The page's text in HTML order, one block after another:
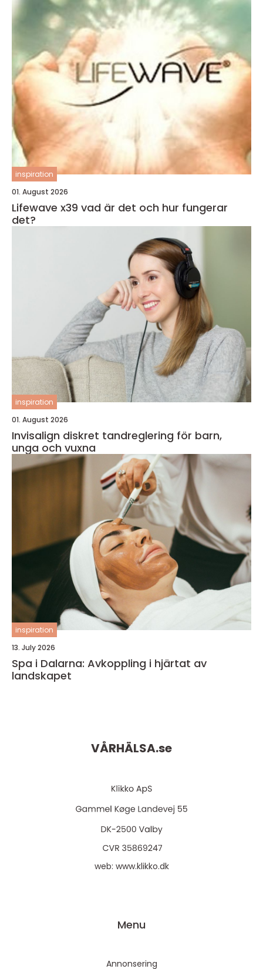
inspiration
01. August 2026
Lifewave x39 vad är det och hur fungerar
det?
inspiration
01. August 2026
Invisalign diskret tandreglering för barn,
unga och vuxna
inspiration
13. July 2026
Spa i Dalarna: Avkoppling i hjärtat av
landskapet
VÅRHÄLSA.se
web: www.klikko.dk
Menu
Annonsering